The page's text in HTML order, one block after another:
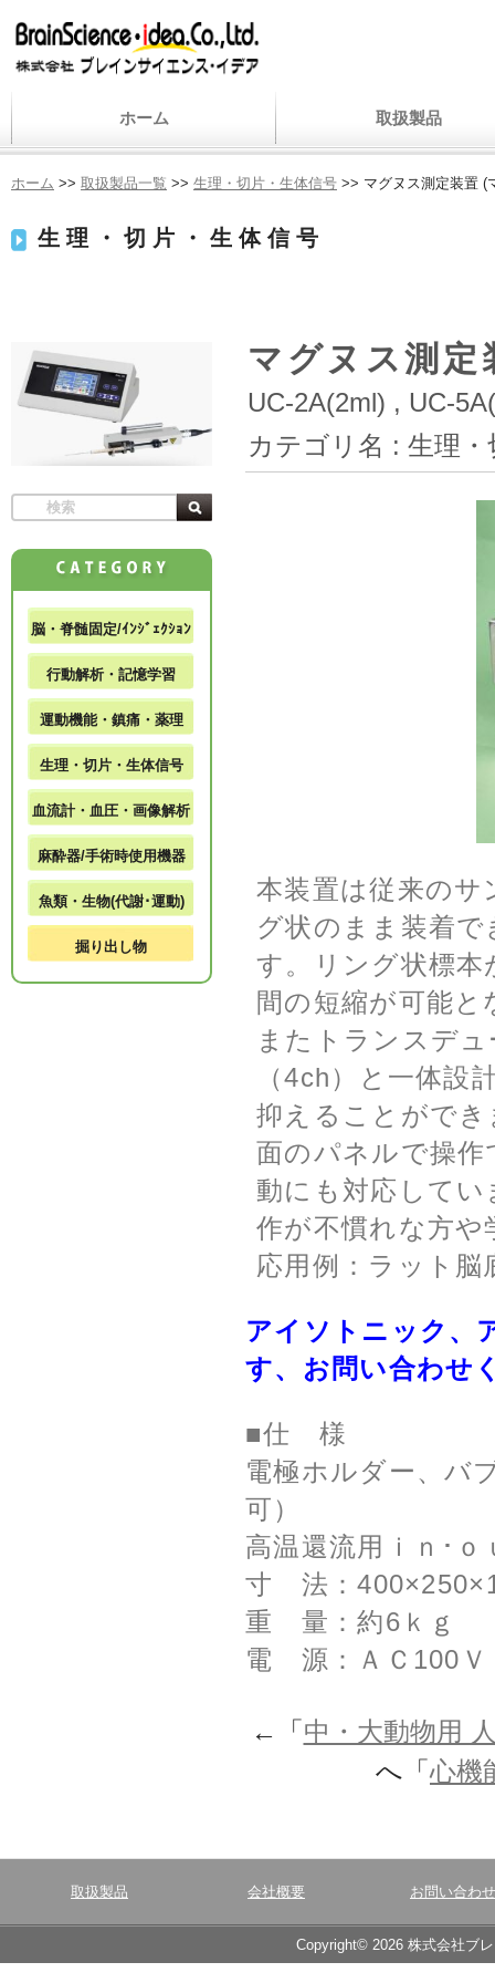
ホーム 取扱製品
ホーム >> 取扱製品一覧 >> 生理・切片・生体信号 >> マグヌス測定装置 (
生理・切片・生体信号
マグヌス測
UC-2A(2ml) , UC-
カテゴリ名 : 生理・
本装置は従来の
グ状のまま装着
す。リング状標
間の短縮が可能
またトランスデ
（4ch）と一体設
抑えることがで
面のパネルで操
動にも対応して
作が不慣れな方や
応用例：ラット脳
アイソトニック、
す、お問い合わせ
■仕 様
電極ホルダー、バ
可）
高温還流用ｉｎ･
寸 法：
重 量：約6ｋｇ
電 源：ＡＣ100
←「 中・大動物用
へ「 心機
脳・脊髄固定/ｲﾝｼﾞｪｸｼｮﾝ
行動解析・記憶学習
運動機能・鎮痛・薬理
生理・切片・生体信号
血流計・血圧・画像解析
麻酔器/手術時使用機器
魚類・生物(代謝･運動)
掘り出し物
取扱製品 会社概要 お問い合わせ
Copyright© 2026 株式会社ブ